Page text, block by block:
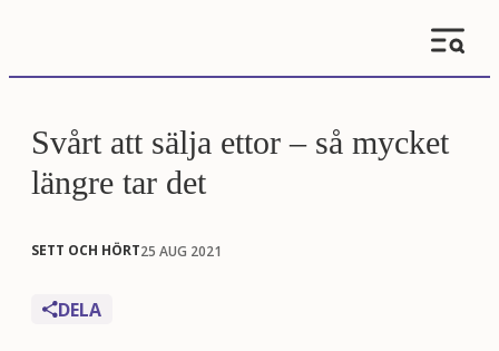
Svårt att sälja ettor – så mycket
längre tar det
SETT OCH HÖRT25 AUG 2021
DELA